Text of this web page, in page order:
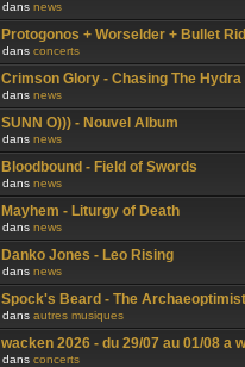
dans news
Protogonos + Worselder + Bullet
dans concerts
Crimson Glory - Chasing The Hydra
dans news
SUNN O))) - Nouvel Album
dans news
Bloodbound - Field of Swords
dans news
Mayhem - Liturgy of Death
dans news
Danko Jones - Leo Rising
dans news
Spock's Beard - The Archaeoptimist
dans autres musiques
wacken 2026 - du 29/07 au 01/08 a
dans concerts